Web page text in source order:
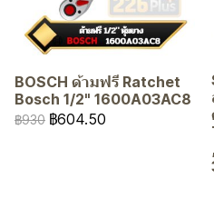
BOSCH ด้ามฟรี Ratchet
Bosch 1/2" 1600A03AC8
฿930 ฿604.50